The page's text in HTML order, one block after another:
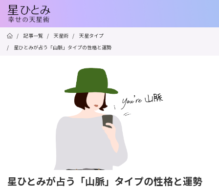
/ 記事一覧 / 天星術 /
天星タイプ
/
星ひとみが占う「山脈」タイプの性格と運勢
星ひとみが占う「山脈」タイプの性格と運勢